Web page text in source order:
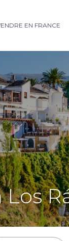
EN FRANCE